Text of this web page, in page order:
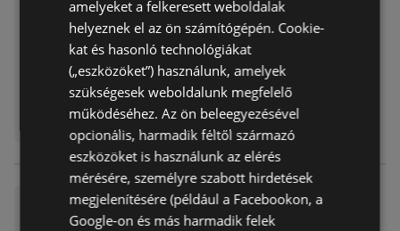
Expert újság érvényessége 20
26.03.18ig
amelyeket a felkeresett weboldalak
helyeznek el az ön számítógépén. Cookie-
kat és hasonló technológiákat
(„eszközöket”) használunk, amelyek
szükségesek weboldalunk megfelelő
működéséhez. Az ön beleegyezésével
opcionális, harmadik féltől származó
eszközöket is használunk az elérés
mérésére, személyre szabott hirdetések
megjelenítésére (például a Facebookon, a
Google-on és más harmadik felek